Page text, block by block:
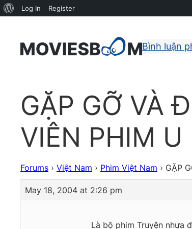
Bình luận
GẶP GỠ VÀ
VIÊN PHIM
Forums › Việt Nam › Phim Việt Nam › GẶP
May 18, 2004 at 2:26 pm
Là bộ phim Truyện nhựa
About
Log In Register